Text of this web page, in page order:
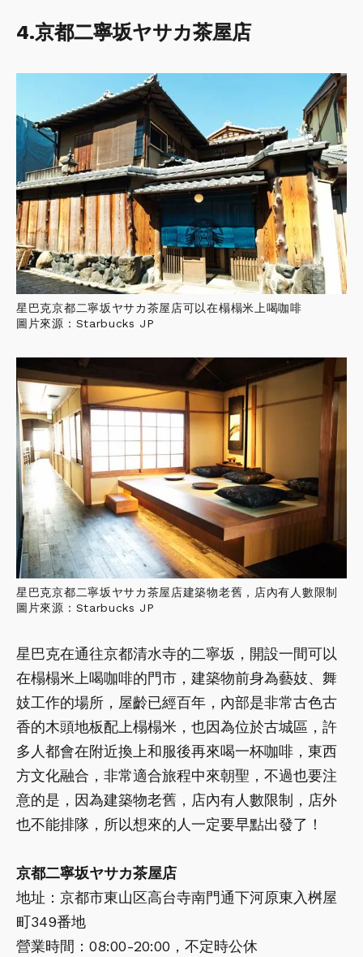
4.京都二寧坂ヤサカ茶屋店
星巴克京都二寧坂ヤサカ茶屋店可以在榻榻米上喝咖啡
圖片來源：Starbucks JP
星巴克京都二寧坂ヤサカ茶屋店建築物老舊，店內有人數限制
圖片來源：Starbucks JP
星巴克在通往京都清水寺的二寧坂，開設一間可以
在榻榻米上喝咖啡的門市，建築物前身為藝妓、舞
妓工作的場所，屋齡已經百年，內部是非常古色古
香的木頭地板配上榻榻米，也因為位於古城區，許
多人都會在附近換上和服後再來喝一杯咖啡，東西
方文化融合，非常適合旅程中來朝聖，不過也要注
意的是，因為建築物老舊，店內有人數限制，店外
也不能排隊，所以想來的人一定要早點出發了！
京都二寧坂ヤサカ茶屋店
地址：京都市東山区高台寺南門通下河原東入桝屋
町349番地
營業時間：08:00-20:00，不定時公休